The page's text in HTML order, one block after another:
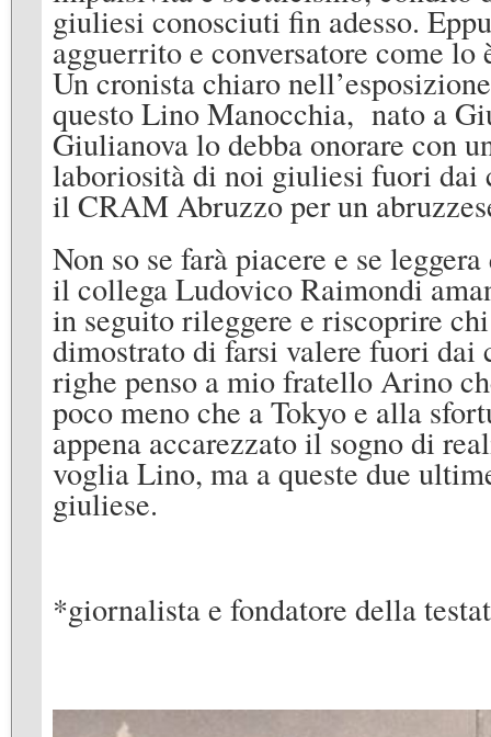
giuliesi conosciuti fin adesso.
agguerrito e conversatore come
Un cronista chiaro
questo Lino Manocchia, nato a
Giulianova lo debba onorare con
laboriosità di noi giuliesi fuori dai
il CRAM Abruzzo per un
Non so se farà piacere e se
il collega Ludovico Raimondi
in seguito rileggere e riscoprire
dimostrato di farsi valere fuori
righe penso a mio fratello Arino
poco meno che a Tokyo e alla
appena accarezzato il sogno di
voglia Lino, ma a queste due
giuliese.
*giornalista e fondatore della